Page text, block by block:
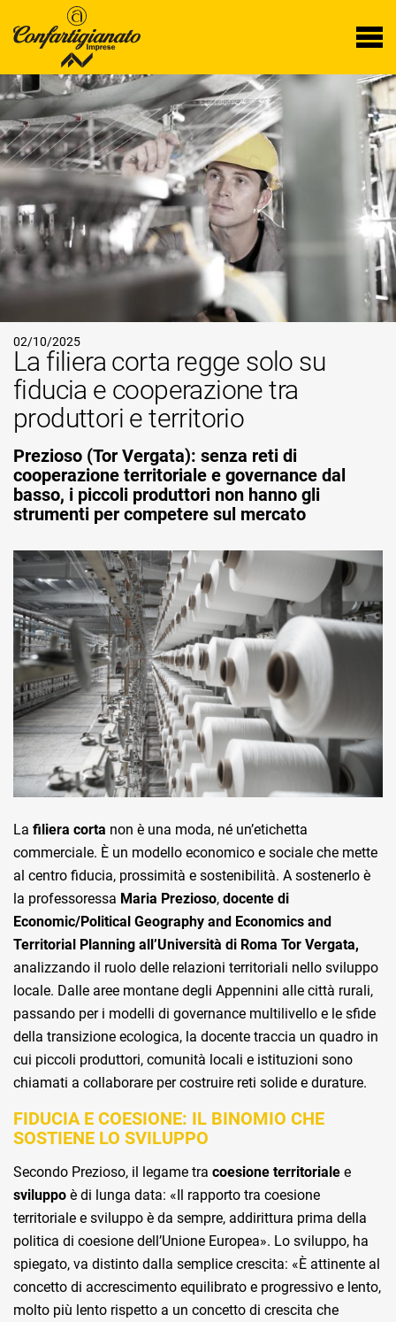
02/10/2025
La filiera corta regge solo su
fiducia e cooperazione tra
produttori e territorio
Prezioso (Tor Vergata): senza reti di
cooperazione territoriale e governance dal
basso, i piccoli produttori non hanno gli
strumenti per competere sul mercato
La filiera corta non è una moda, né un’etichetta
commerciale. È un modello economico e sociale che mette
al centro fiducia, prossimità e sostenibilità. A sostenerlo è
la professoressa Maria Prezioso, docente di
Economic/Political Geography and Economics and
Territorial Planning all’Università di Roma Tor Vergata,
analizzando il ruolo delle relazioni territoriali nello sviluppo
locale. Dalle aree montane degli Appennini alle città rurali,
passando per i modelli di governance multilivello e le sfide
della transizione ecologica, la docente traccia un quadro in
cui piccoli produttori, comunità locali e istituzioni sono
chiamati a collaborare per costruire reti solide e durature.
FIDUCIA E COESIONE: IL BINOMIO CHE
SOSTIENE LO SVILUPPO
Secondo Prezioso, il legame tra coesione territoriale e
sviluppo è di lunga data: «Il rapporto tra coesione
territoriale e sviluppo è da sempre, addirittura prima della
politica di coesione dell’Unione Europea». Lo sviluppo, ha
spiegato, va distinto dalla semplice crescita: «È attinente al
concetto di accrescimento equilibrato e progressivo e lento,
molto più lento rispetto a un concetto di crescita che